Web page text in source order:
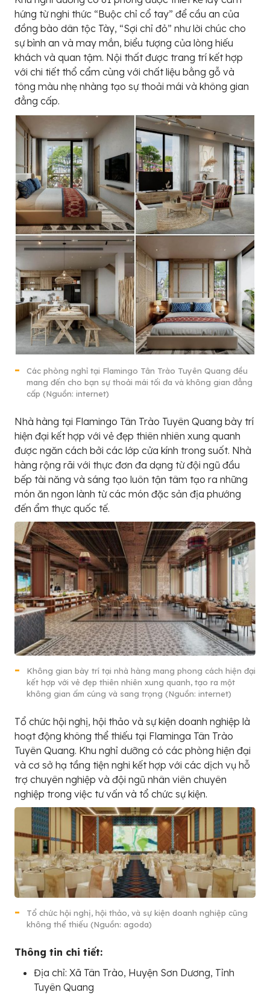
hứng từ nghi thức “Buộc chỉ cổ tay” để cầu an của
đồng bào dân tộc Tày, “Sợi chỉ đỏ” như lời chúc cho
sự bình an và may mắn, biểu tượng của lòng hiếu
khách và quan tậm. Nội thất được trang trí kết hợp
với chi tiết thổ cẩm cùng với chất liệu bằng gỗ và
tông màu nhẹ nhàng tạo sự thoải mái và không gian
đẳng cấp.
Các phòng nghỉ tại Flamingo Tân Trào Tuyên Quang đều
mang đến cho bạn sự thoải mái tối đa và không gian đẳng
cấp (Nguồn: internet)
Nhà hàng tại Flamingo Tân Trào Tuyên Quang bày trí
hiện đại kết hợp với vẻ đẹp thiên nhiên xung quanh
được ngăn cách bởi các lớp cửa kính trong suốt. Nhà
hàng rộng rãi với thực đơn đa dạng từ đội ngũ đầu
bếp tài năng và sáng tạo luôn tận tâm tạo ra những
món ăn ngon lành từ các món đặc sản địa phướng
đến ẩm thực quốc tế.
Không gian bày trí tại nhà hàng mang phong cách hiện đại
kết hợp với vẻ đẹp thiên nhiên xung quanh, tạo ra một
không gian ấm cúng và sang trọng (Nguồn: internet)
Tổ chức hội nghị, hội thảo và sự kiện doanh nghiệp là
hoạt động không thể thiếu tại Flaminga Tân Trào
Tuyên Quang. Khu nghỉ dưỡng có các phòng hiện đại
và cơ sở hạ tầng tiện nghi kết hợp với các dịch vụ hỗ
trợ chuyên nghiệp và đội ngũ nhân viên chuyên
nghiệp trong việc tư vấn và tổ chức sự kiện.
Tổ chức hội nghị, hội thảo, và sự kiện doanh nghiệp cũng
không thể thiếu (Nguồn: agoda)
Thông tin chi tiết:
Địa chỉ: Xã Tân Trào, Huyện Sơn Dương, Tỉnh
Tuyên Quang